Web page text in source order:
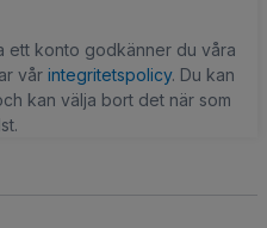
ett konto godkänner du våra
vår integritetspolicy. Du kan
kan välja bort det när som